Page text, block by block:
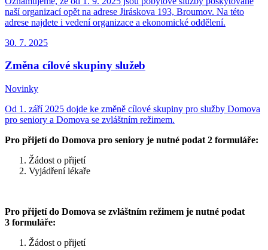
naší organizací opět na adrese Jiráskova 193, Broumov. Na této
adrese najdete i vedení organizace a ekonomické oddělení.
30. 7. 2025
Změna cílové skupiny služeb
Novinky
Od 1. září 2025 dojde ke změně cílové skupiny pro služby Domova
pro seniory a Domova se zvláštním režimem.
Pro přijetí do Domova pro seniory je nutné podat 2 formuláře:
Žádost o přijetí
Vyjádření lékaře
Pro přijetí do Domova se zvláštním režimem je nutné podat
3 formuláře:
Žádost o přijetí